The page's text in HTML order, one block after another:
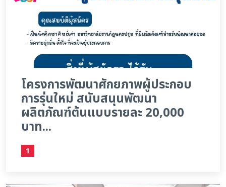
โครงการพัฒนาศักยภาพผู้ประกอบ
การรุ่นใหม่ สนับสนุนพัฒนา
ผลิตภัณฑ์ต้นแบบรายละ 20,000
บาท...
1